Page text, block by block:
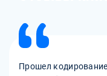
Прошел